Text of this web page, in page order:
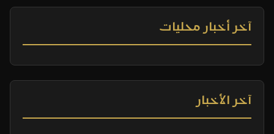
آخر أخبار محليات
آخر الأخبار